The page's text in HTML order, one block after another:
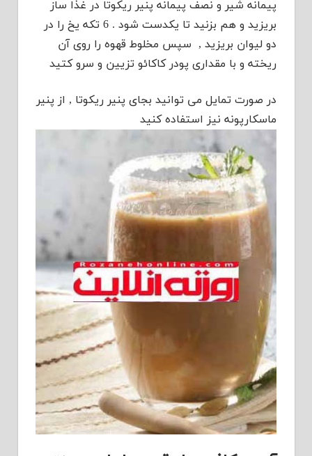
پیمانه شیر و نصف پیمانه پنیر ریکوتا در غذا ساز
بریزید و هم بزنید تا یکدست شود . 6 تکه یخ را در
دو لیوان بریزید , سپس مخلوط قهوه را روی آن
ریخته و با مقداری پودر کاکائو تزیین و سرو کتید
در صورت تمایل می توانید بجای پنیر ریکوتا , از پنیر
ماسکارپونه نیز استفاده کنید